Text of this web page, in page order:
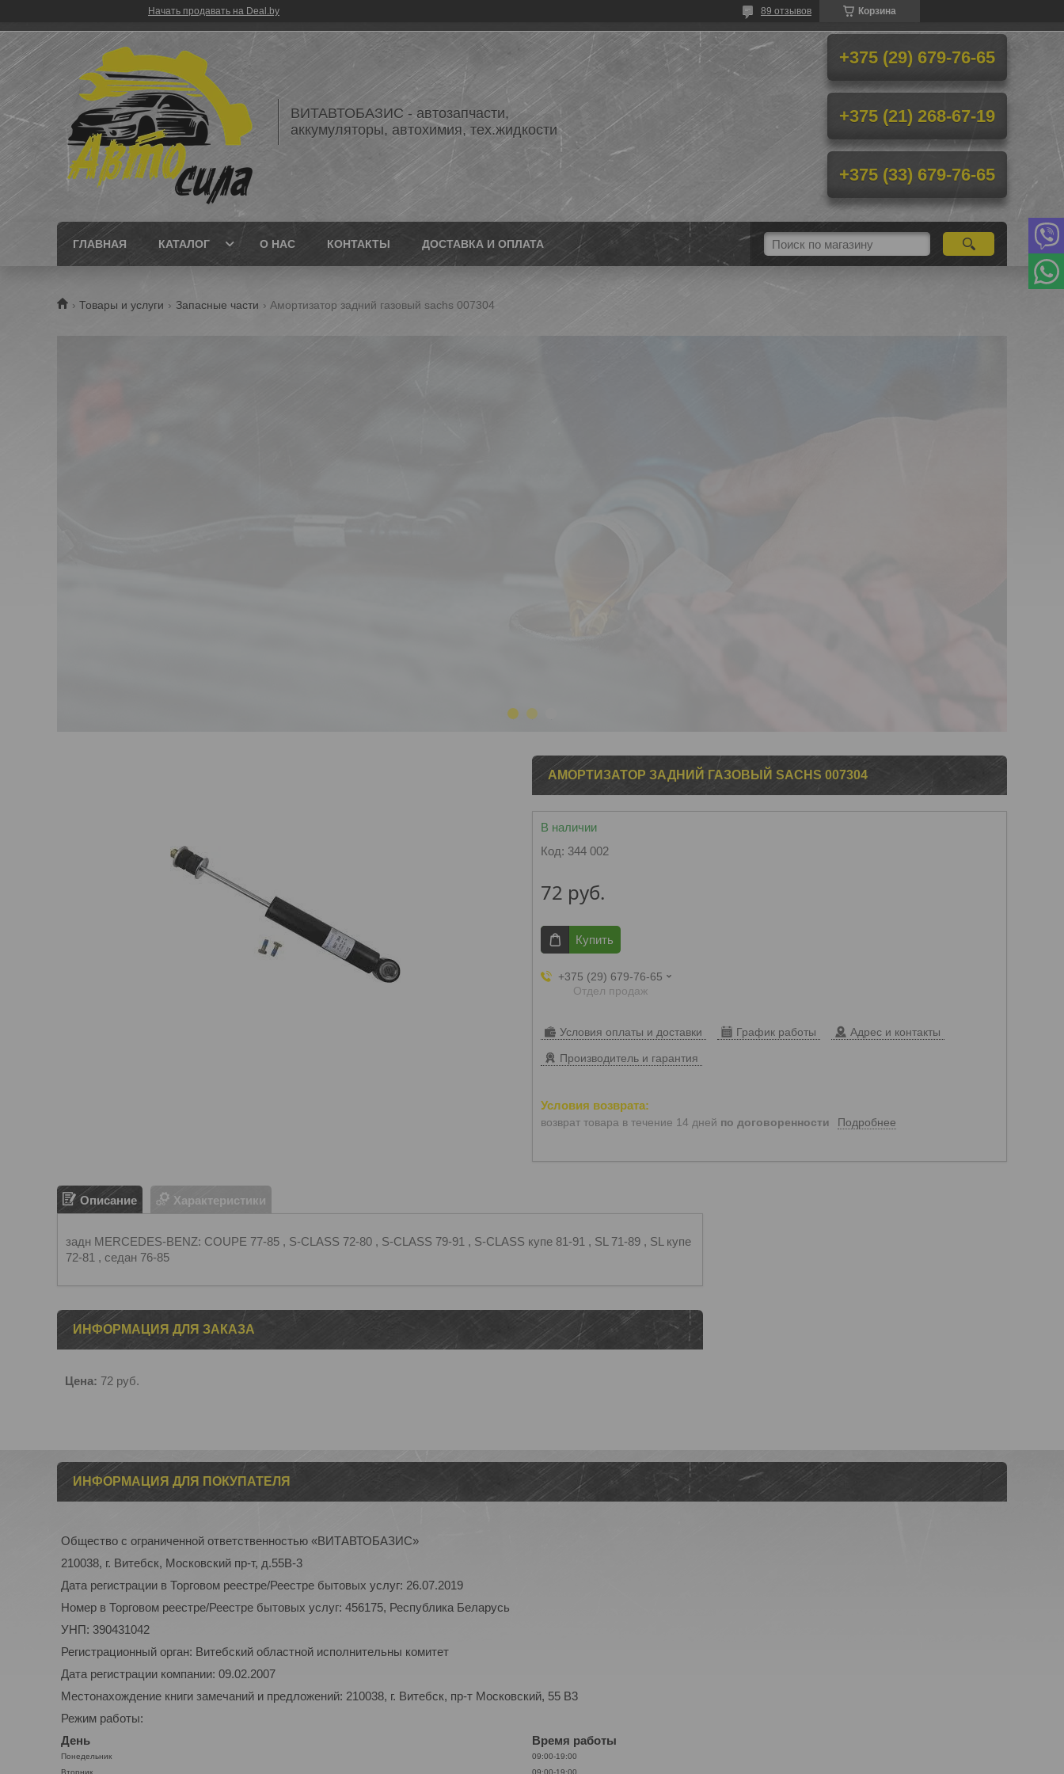
Начать продавать на Deal.by Корзина
89 отзывов
ВИТАВТОБАЗИС - автозапчасти,
аккумуляторы, автохимия, тех.жидкости
+375 (29) 679-76-65
+375 (21) 268-67-19
+375 (33) 679-76-65
ГЛАВНАЯ КАТАЛОГ О НАС КОНТАКТЫ ДОСТАВКА И ОПЛАТА
Товары и услуги Запасные части Амортизатор задний газовый sachs 007304
АМОРТИЗАТОР ЗАДНИЙ ГАЗОВЫЙ SACHS 007304
В наличии
Код: 344 002
72 руб.
Купить
+375 (29) 679-76-65
Отдел продаж
Условия оплаты и доставки График работы Адрес и контакты
Производитель и гарантия
возврат товара в течение 14 дней по договоренности Подробнее
Описание Характеристики
задн MERCEDES-BENZ: COUPE 77-85 , S-CLASS 72-80 , S-CLASS 79-91 , S-CLASS купе 81-91 , SL 71-89 , SL купе
72-81 , седан 76-85
ИНФОРМАЦИЯ ДЛЯ ЗАКАЗА
Цена: 72 руб.
ИНФОРМАЦИЯ ДЛЯ ПОКУПАТЕЛЯ
Общество с ограниченной ответственностью «ВИТАВТОБАЗИС»
210038, г. Витебск, Московский пр-т, д.55В-3
Дата регистрации в Торговом реестре/Реестре бытовых услуг: 26.07.2019
Номер в Торговом реестре/Реестре бытовых услуг: 456175, Республика Беларусь
УНП: 390431042
Регистрационный орган: Витебский областной исполнительны комитет
Дата регистрации компании: 09.02.2007
Местонахождение книги замечаний и предложений: 210038, г. Витебск, пр-т Московский, 55 B3
Режим работы:
День
Время работы
Понедельник
09:00-19:00
Вторник
09:00-19:00